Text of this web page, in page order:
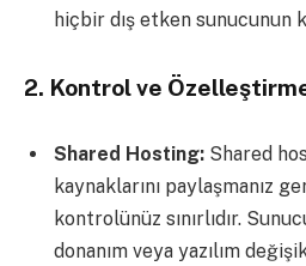
hiçbir dış etken sunucunun
2. Kontrol ve
Shared Hosting: Shared
kaynaklarını paylaşmanız
kontrolünüz sınırlıdır.
donanım veya yazılım